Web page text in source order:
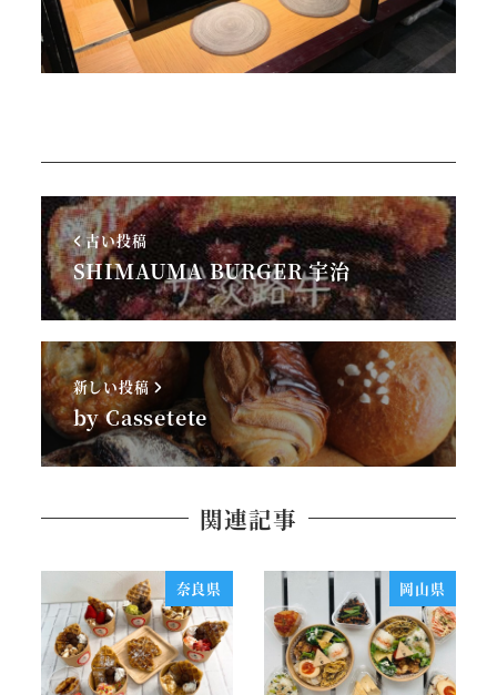
古い投稿
SHIMAUMA BURGER 宇治
新しい投稿
by Cassetete
関連記事
奈良県 岡山県